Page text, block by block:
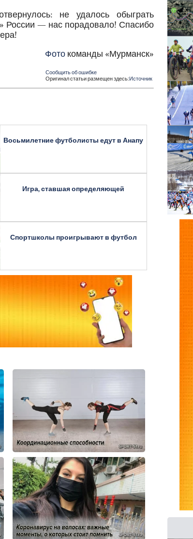
не удалось обыграть
России — нас порадовало! Спасибо
Фотокоманды «Мурманск»
Сообщить об ошибке
Оригинал статьи размещен здесь:Источник
Восьмилетние футболисты едут в Анапу
Игра, ставшая определяющей
Спортшколы проигрывают в футбол